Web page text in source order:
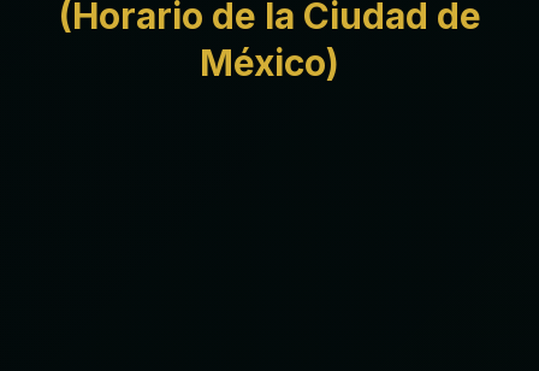
(Horario de la Ciudad de
México)